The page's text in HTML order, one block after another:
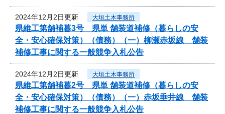
2024年12月2日更新 大垣土木事務所
県維工第舗補暮3号 県単 舗装道補修（暮らしの安
全・安心確保対策）（債務）（一）柳瀬赤坂線 舗装
補修工事に関する一般競争入札公告
2024年12月2日更新 大垣土木事務所
県維工第舗補暮2号 県単 舗装道補修（暮らしの安
全・安心確保対策）（債務）（一）赤坂垂井線 舗装
補修工事に関する一般競争入札公告